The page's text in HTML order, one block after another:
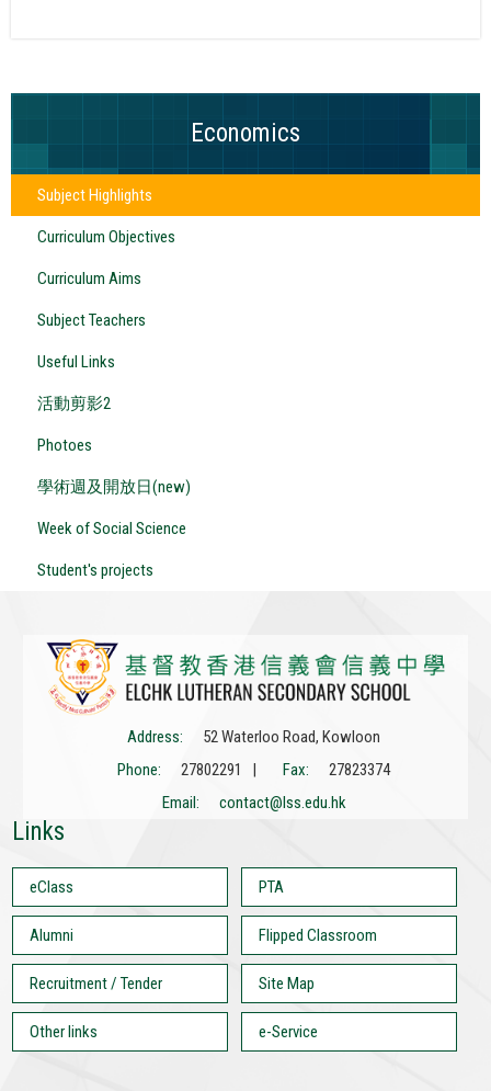
Economics
Subject Highlights
Curriculum Objectives
Curriculum Aims
Subject Teachers
Useful Links
活動剪影2
Photoes
學術週及開放日(new)
Week of Social Science
Student's projects
Address:
52 Waterloo Road, Kowloon
Phone:
27802291 | Fax:
27823374
Email:
contact@lss.edu.hk
Links
eClass PTA
Alumni Flipped Classroom
Recruitment / Tender Site Map
Other links e-Service